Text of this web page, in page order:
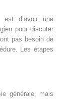
est d’avoir une
pour discuter
pas besoin de
Les étapes
générale, mais